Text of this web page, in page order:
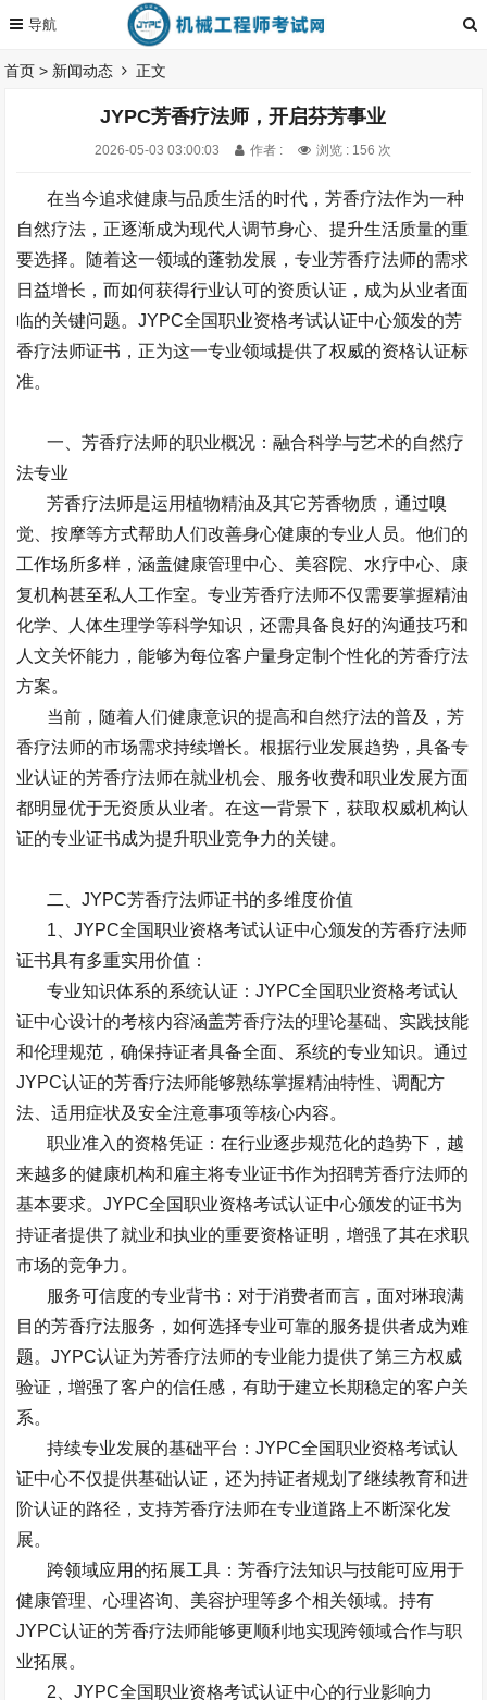
首页 > 新闻动态 正文
JYPC芳香疗法师，开启芬芳事业
2026-05-03 03:00:03 作者 : 浏览 : 156 次
在当今追求健康与品质生活的时代，芳香疗法作为一种
自然疗法，正逐渐成为现代人调节身心、提升生活质量的重
要选择。随着这一领域的蓬勃发展，专业芳香疗法师的需求
日益增长，而如何获得行业认可的资质认证，成为从业者面
临的关键问题。JYPC全国职业资格考试认证中心颁发的芳
香疗法师证书，正为这一专业领域提供了权威的资格认证标
准。
一、芳香疗法师的职业概况：融合科学与艺术的自然疗
法专业
芳香疗法师是运用植物精油及其它芳香物质，通过嗅
觉、按摩等方式帮助人们改善身心健康的专业人员。他们的
工作场所多样，涵盖健康管理中心、美容院、水疗中心、康
复机构甚至私人工作室。专业芳香疗法师不仅需要掌握精油
化学、人体生理学等科学知识，还需具备良好的沟通技巧和
人文关怀能力，能够为每位客户量身定制个性化的芳香疗法
方案。
当前，随着人们健康意识的提高和自然疗法的普及，芳
香疗法师的市场需求持续增长。根据行业发展趋势，具备专
业认证的芳香疗法师在就业机会、服务收费和职业发展方面
都明显优于无资质从业者。在这一背景下，获取权威机构认
证的专业证书成为提升职业竞争力的关键。
二、JYPC芳香疗法师证书的多维度价值
1 、JYPC全国职业资格考试认证中心颁发的芳香疗法师
证书具有多重实用价值：
专业知识体系的系统认证：JYPC全国职业资格考试认
证中心设计的考核内容涵盖芳香疗法的理论基础、实践技能
和伦理规范，确保持证者具备全面、系统的专业知识。通过
JYPC认证的芳香疗法师能够熟练掌握精油特性、调配方
法、适用症状及安全注意事项等核心内容。
职业准入的资格凭证：在行业逐步规范化的趋势下，越
来越多的健康机构和雇主将专业证书作为招聘芳香疗法师的
基本要求。JYPC全国职业资格考试认证中心颁发的证书为
持证者提供了就业和执业的重要资格证明，增强了其在求职
市场的竞争力。
服务可信度的专业背书：对于消费者而言，面对琳琅满
目的芳香疗法服务，如何选择专业可靠的服务提供者成为难
题。JYPC认证为芳香疗法师的专业能力提供了第三方权威
验证，增强了客户的信任感，有助于建立长期稳定的客户关
系。
持续专业发展的基础平台：JYPC全国职业资格考试认
证中心不仅提供基础认证，还为持证者规划了继续教育和进
阶认证的路径，支持芳香疗法师在专业道路上不断深化发
展。
跨领域应用的拓展工具：芳香疗法知识与技能可应用于
健康管理、心理咨询、美容护理等多个相关领域。持有
JYPC认证的芳香疗法师能够更顺利地实现跨领域合作与职
业拓展。
2 、JYPC全国职业资格考试认证中心的行业影响力